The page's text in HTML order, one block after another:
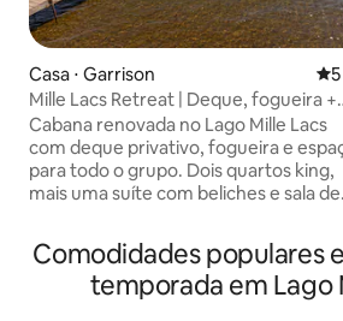
Casa ⋅ Garrison 5
Mille Lacs Retreat | Deque, fogueira +
sala de jogos
Cabana renovada no Lago Mille Lacs
com deque privativo, fogueira e
para todo o grupo. Dois quartos king,
mais uma suíte com beliches e sala de
Perfeita para grupos grandes, reuniões
de família e viagens de pesca no
de Minnesota. Cozinha totalmente
equipada com fogão a gás, mesa de
Comodidades populares
temporada em Lago